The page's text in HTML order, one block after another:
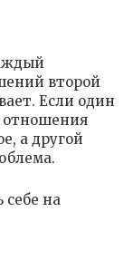
второй
Если один
отношения
а другой
себе на